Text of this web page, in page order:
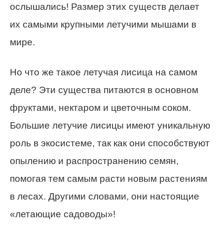
ослышались! Размер этих существ делает
их самыми крупными летучими мышами в
мире.
Но что же такое летучая лисица на самом
деле? Эти существа питаются в основном
фруктами, нектаром и цветочным соком.
Большие летучие лисицы имеют уникальную
роль в экосистеме, так как они способствуют
опылению и распространению семян,
помогая тем самым расти новым растениям
в лесах. Другими словами, они настоящие
«летающие садоводы»!